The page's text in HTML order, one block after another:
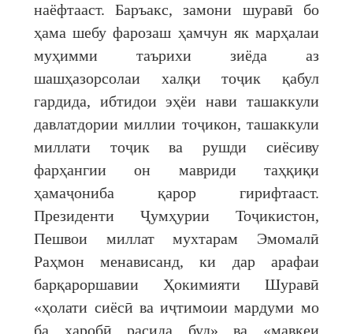
наёфтааст. Баръакс, замони шуравӣ бо
ҳама шебу фарозаш ҳамчун як марҳалаи
муҳимми таърихи зиёда аз
шашҳазорсолаи халқи тоҷик қабул
гардида, ибтидои эҳёи нави ташаккули
давлатдории миллии тоҷикон, ташаккули
миллати тоҷик ва рушди сиёсиву
фарҳангии он мавриди таҳқиқи
ҳамаҷониба қарор гирифтааст.
Президенти Ҷумҳурии Тоҷикистон,
Пешвои миллат мухтарам Эмомалӣ
Раҳмон менависанд, ки дар арафаи
барқароршавии Ҳокимияти Шуравӣ
«ҳолати сиёсӣ ва иҷтимоии мардуми мо
ба харобӣ расида буд» ва «мавқеи